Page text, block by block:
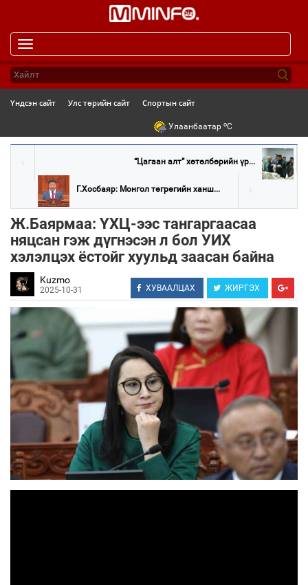
navigation
Үндсэн сайт Улс төрийн сайт Спортын сайт
Улаанбаатар oC
“Цагаан алт” хөтөлбөрийн үр...
Г.Хосбаяр: Монгол төгрөгийн ханш...
Ж.Баярмаа: ҮХЦ-ээс тангаргаасаа
няцсан гэж дүгнэсэн л бол УИХ
хэлэлцэх ёстойг хуульд заасан байна
Kuzmo
2025-10-31 ХУВААЛЦАХ ЖИРГЭХ